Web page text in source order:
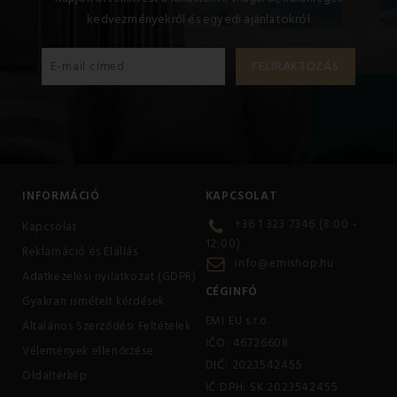
otthon és útközben is használható
játékként is használható
puha és meleg takarót tartalmaz
kedvezményekről és egyedi ajánlatokról
INFORMÁCIÓ
Kapcsolat
Reklamáció és Elállás
Adatkezelési nyilatkozat (GDPR)
Gyakran ismételt kérdések
Általános Szerződési Feltételek
Vélemények ellenőrzése
Oldaltérkép
KAPCSOLAT
+36 1 323 7346 (8:00 -
12:00)
info@emishop.hu
CÉGINFÓ
EMI EU s.r.o.
IČO: 46726608
DIČ: 2023542455
IČ DPH: SK 2023542455